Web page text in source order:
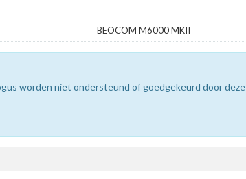
BEOCOM M6000 MKII
worden niet ondersteund of goedgekeurd door deze